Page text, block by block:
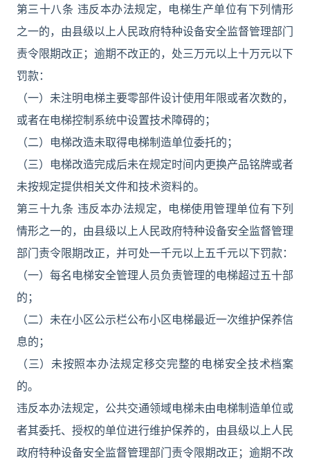
第三十八条 违反本办法规定，电梯生产单位有下列情形
之一的，由县级以上人民政府特种设备安全监督管理部门
责令限期改正；逾期不改正的，处三万元以上十万元以下
罚款：
（一）未注明电梯主要零部件设计使用年限或者次数的，
或者在电梯控制系统中设置技术障碍的；
（二）电梯改造未取得电梯制造单位委托的；
（三）电梯改造完成后未在规定时间内更换产品铭牌或者
未按规定提供相关文件和技术资料的。
第三十九条 违反本办法规定，电梯使用管理单位有下列
情形之一的，由县级以上人民政府特种设备安全监督管理
部门责令限期改正，并可处一千元以上五千元以下罚款：
（一）每名电梯安全管理人员负责管理的电梯超过五十部
的；
（二）未在小区公示栏公布小区电梯最近一次维护保养信
息的；
（三）未按照本办法规定移交完整的电梯安全技术档案
的。
违反本办法规定，公共交通领域电梯未由电梯制造单位或
者其委托、授权的单位进行维护保养的，由县级以上人民
政府特种设备安全监督管理部门责令限期改正；逾期不改